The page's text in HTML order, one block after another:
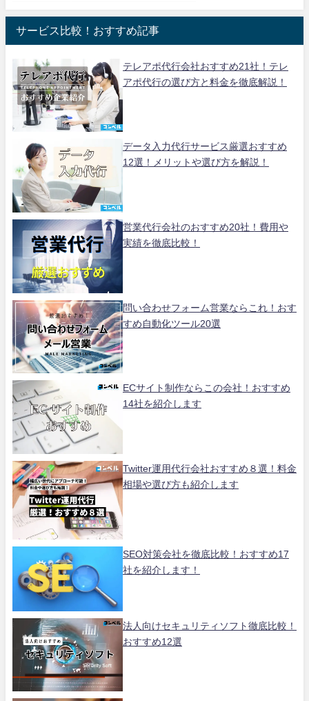
サービス比較！おすすめ記事
テレアポ代行会社おすすめ21社！テレ
アポ代行の選び方と料金を徹底解説！
データ入力代行サービス厳選おすすめ
12選！メリットや選び方を解説！
営業代行会社のおすすめ20社！費用や
実績を徹底比較！
問い合わせフォーム営業ならこれ！おす
すめ自動化ツール20選
ECサイト制作ならこの会社！おすすめ
14社を紹介します
Twitter運用代行会社おすすめ８選！料金
相場や選び方も紹介します
SEO対策会社を徹底比較！おすすめ17
社を紹介します！
法人向けセキュリティソフト徹底比較！
おすすめ12選